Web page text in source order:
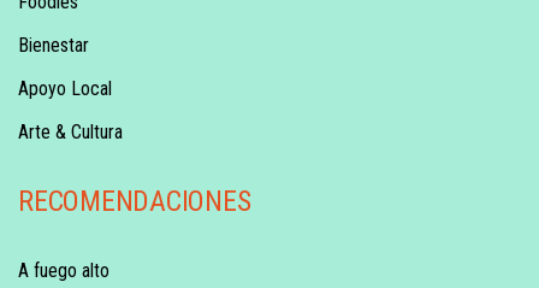
Bienestar
Apoyo Local
Arte & Cultura
RECOMENDACIONES
A fuego alto